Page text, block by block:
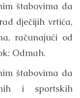
štabovima da
dječijih vrtića,
računajući od
Odmah.
štabovima da
i sportskih